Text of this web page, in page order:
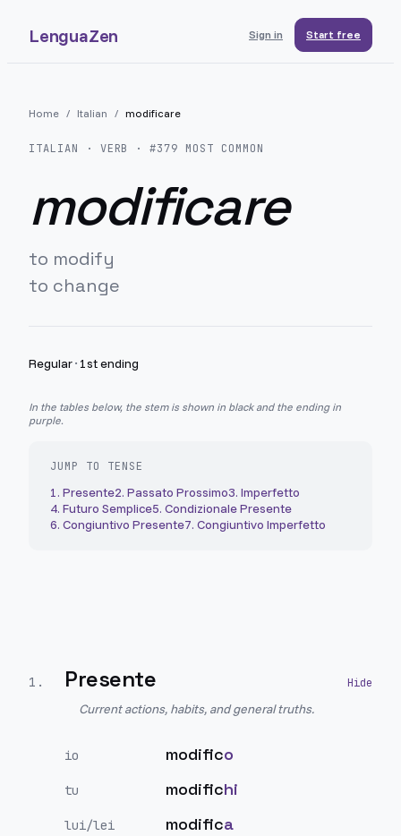
LenguaZen Sign in Start free
Home / Italian / modificare
ITALIAN · VERB · #379 MOST COMMON
modificare
to modify
to change
Regular· 1st ending
In the tables below, the stem is shown in black and the ending in
purple.
JUMP TO TENSE
1. Presente2. Passato Prossimo3. Imperfetto
4. Futuro Semplice5. Condizionale Presente
6. Congiuntivo Presente7. Congiuntivo Imperfetto
1 . Presente
Current actions, habits, and general truths.
io modifico
tu modifichi
lui/lei modifica